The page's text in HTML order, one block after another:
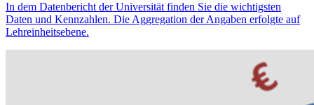
In dem Datenbericht der Universität finden Sie die wichtigsten
Daten und Kennzahlen. Die Aggregation der Angaben erfolgte auf
Lehreinheitsebene.